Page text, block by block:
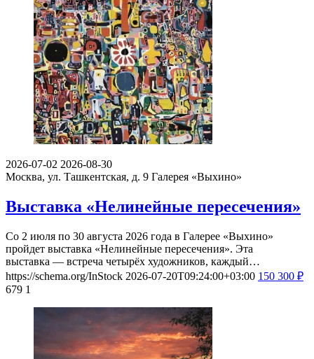
2026-07-02 2026-08-30
Москва, ул. Ташкентская, д. 9 Галерея «Выхино»
Выставка «Нелинейные пересечения»
Со 2 июля по 30 августа 2026 года в Галерее «Выхино»
пройдет выставка «Нелинейные пересечения». Эта
выставка — встреча четырёх художников, каждый…
https://schema.org/InStock 2026-07-20T09:24:00+03:00 150 300 ₽
679 1